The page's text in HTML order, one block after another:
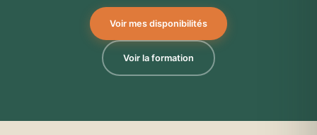
Voir mes disponibilités
Voir la formation